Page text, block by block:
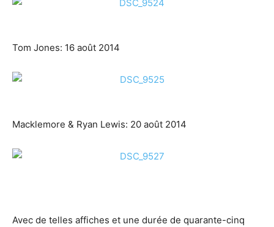
Tom Jones: 16 août 2014
Macklemore & Ryan Lewis: 20 août 2014
Avec de telles affiches et une durée de quarante-cinq